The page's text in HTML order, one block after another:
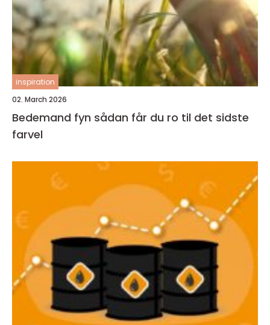
inspiration
02. March 2026
Bedemand fyn sådan får du ro til det sidste
farvel